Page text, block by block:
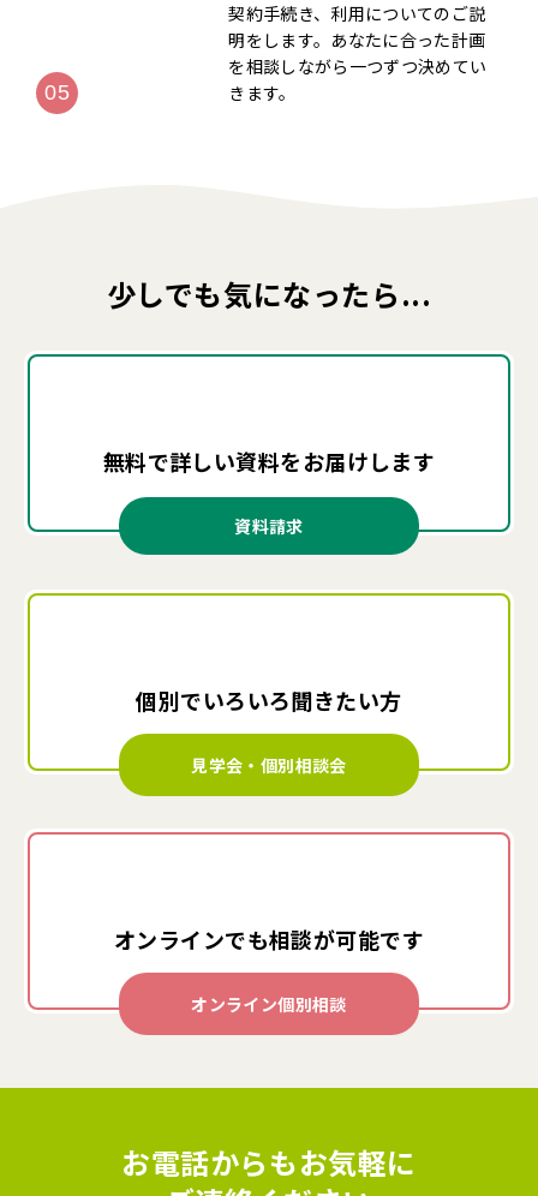
契約手続き、利用についてのご説
明をします。あなたに合った計画
を相談しながら一つずつ決めてい
きます。
少しでも気になったら...
無料で詳しい資料をお届けします
資料請求
個別でいろいろ聞きたい方
見学会・個別相談会
オンラインでも相談が可能です
オンライン個別相談
お電話からもお気軽に